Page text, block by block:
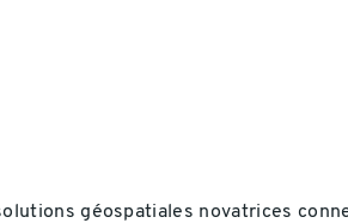
géospatiales novatrices